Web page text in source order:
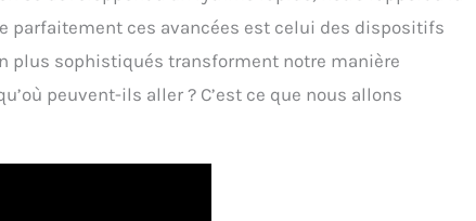
parfaitement ces avancées est celui des dispositifs
plus sophistiqués transforment notre manière
peuvent-ils aller ? C’est ce que nous allons